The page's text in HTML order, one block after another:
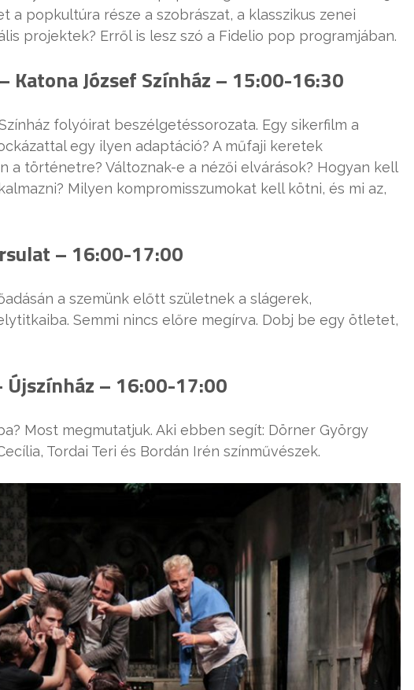
a popkultúra része a szobrászat, a klasszikus zenei
projektek? Erről is lesz szó a Fidelio pop programjában.
Katona József Színház – 15:00-16:30
folyóirat beszélgetéssorozata. Egy sikerfilm a
egy ilyen adaptáció? A műfaji keretek
a történetre? Változnak-e a nézői elvárások? Hogyan kell
Milyen kompromisszumokat kell kötni, és mi az,
– 16:00-17:00
a szemünk előtt születnek a slágerek,
Semmi nincs előre megírva. Dobj be egy ötletet,
– 16:00-17:00
Most megmutatjuk. Aki ebben segít: Dörner György
Tordai Teri és Bordán Irén színművészek.